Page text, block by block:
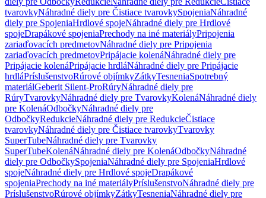
tvarovkyNáhradné diely pre Čistiace tvarovkySpojeniaNáhradné
diely pre SpojeniaHrdlové spojeNáhradné diely pre Hrdlové
spojeDrapákové spojeniaPrechody na iné materiályPripojenia
zariaďovacích predmetovNáhradné diely pre Pripojenia
zariaďovacích predmetovPripájacie kolenáNáhradné diely pre
Pripájacie kolenáPripájacie hrdláNáhradné diely pre Pripájacie
hrdláPríslušenstvoRúrové objímkyZátkyTesneniaSpotrebný
materiálGeberit Silent-ProRúryNáhradné diely pre
RúryTvarovkyNáhradné diely pre TvarovkyKolenáNáhradné diely
pre KolenáOdbočkyNáhradné diely pre
OdbočkyRedukcieNáhradné diely pre RedukcieČistiace
tvarovkyNáhradné diely pre Čistiace tvarovkyTvarovky
SuperTubeNáhradné diely pre Tvarovky
SuperTubeKolenáNáhradné diely pre KolenáOdbočkyNáhradné
diely pre OdbočkySpojeniaNáhradné diely pre SpojeniaHrdlové
spojeNáhradné diely pre Hrdlové spojeDrapákové
spojeniaPrechody na iné materiályPríslušenstvoNáhradné diely pre
PríslušenstvoRúrové objímkyZátkyTesneniaNáhradné diely pre